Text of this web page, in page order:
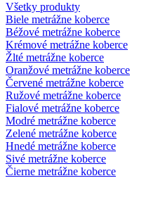
Všetky produkty
Biele metrážne koberce
Béžové metrážne koberce
Krémové metrážne koberce
Žlté metrážne koberce
Oranžové metrážne koberce
Červené metrážne koberce
Ružové metrážne koberce
Fialové metrážne koberce
Modré metrážne koberce
Zelené metrážne koberce
Hnedé metrážne koberce
Sivé metrážne koberce
Čierne metrážne koberce